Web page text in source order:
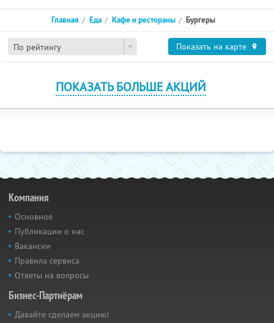
По рейтингу
Главная Еда Кафе и рестораны Бургеры
Показать на карте
ПОКАЗАТЬ БОЛЬШЕ АКЦИЙ
Компания
Основное
Публикации о нас
Вакансии
Правила сервиса
Ответы на вопросы
Бизнес-Партнёрам
Давайте сделаем акцию!